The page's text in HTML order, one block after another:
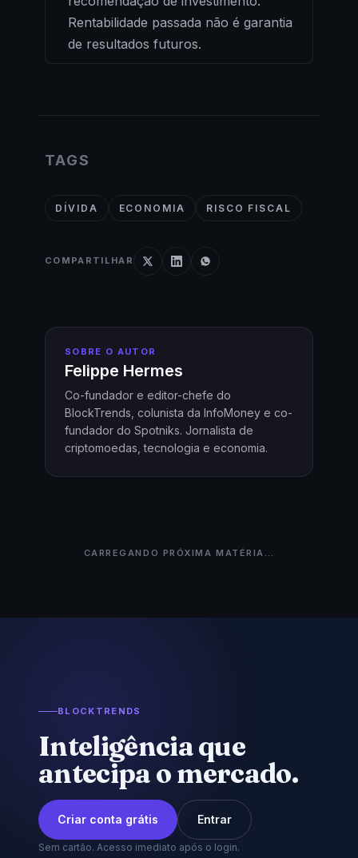
Rentabilidade passada não é garantia
de resultados futuros.
TAGS
DÍVIDA ECONOMIA RISCO FISCAL
COMPARTILHAR
SOBRE O AUTOR
Felippe Hermes
Co-fundador e editor-chefe do
BlockTrends, colunista da InfoMoney e co-
fundador do Spotniks. Jornalista de
criptomoedas, tecnologia e economia.
Bradesco eleva ROE
a 16,2% e cresce
crédito acima dos
rivais